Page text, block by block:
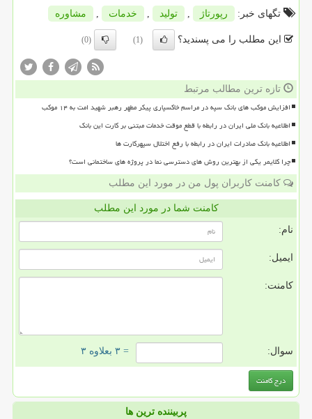
تگهای خبر:
رپورتاژ , تولید , خدمات , مشاوره
این مطلب را می پسندید؟ (1)
(0)
تازه ترین مطالب مرتبط
افزایش موکب های بانک سپه در مراسم خاکسپاری پیکر مطهر رهبر شهید امت به ۱۴ موکب
اطلاعیه بانک ملی ایران در رابطه با قطع موقت خدمات مبتنی بر کارت این بانک
اطلاعیه بانک صادرات ایران در رابطه با رفع اختلال سپهرکارت ها
چرا کلایمر یکی از بهترین روش های دسترسی نما در پروژه های ساختمانی است؟
کامنت کاربران پول من در مورد این مطلب
کامنت شما در مورد این مطلب
نام:
ایمیل:
کامنت:
سوال: = ۳ بعلاوه ۳
پربیننده ترین ها